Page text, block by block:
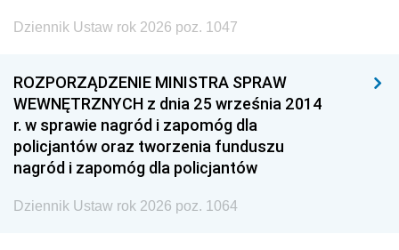
Dziennik Ustaw rok 2026 poz. 1047
ROZPORZĄDZENIE MINISTRA SPRAW
WEWNĘTRZNYCH z dnia 25 września 2014
r. w sprawie nagród i zapomóg dla
policjantów oraz tworzenia funduszu
nagród i zapomóg dla policjantów
Dziennik Ustaw rok 2026 poz. 1064